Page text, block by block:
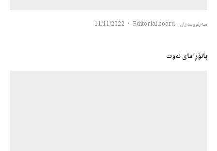
سەرنووسەران - Editorial board ·
11/11/2022
پانۆڕامای نه‌وت